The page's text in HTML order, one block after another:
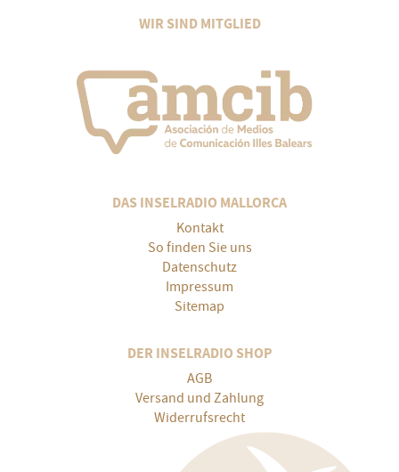
WIR SIND MITGLIED
DAS INSELRADIO MALLORCA
Kontakt
So finden Sie uns
Datenschutz
Impressum
Sitemap
DER INSELRADIO SHOP
AGB
Versand und Zahlung
Widerrufsrecht